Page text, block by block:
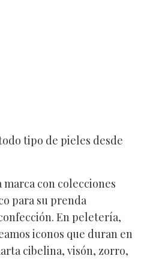
tipo de pieles desde
con colecciones
para su prenda
En peletería,
iconos que duran en
cibelina, visón, zorro,